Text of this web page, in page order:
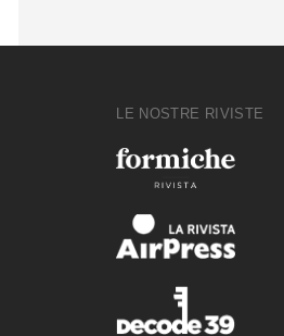
LE NOSTRE RIVISTE